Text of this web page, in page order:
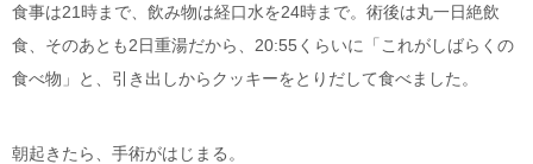
食事は21時まで、飲み物は経口水を24時まで。術後は丸一日絶飲
食、そのあとも2日重湯だから、20:55くらいに「これがしばらくの
食べ物」と、引き出しからクッキーをとりだして食べました。
朝起きたら、手術がはじまる。